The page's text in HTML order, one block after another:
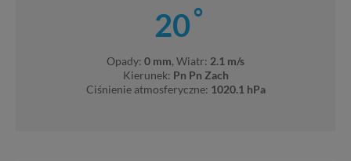
20°
Opady: 0 mm, Wiatr: 2.1 m/s
Kierunek: Pn Pn Zach
Ciśnienie atmosferyczne: 1020.1 hPa